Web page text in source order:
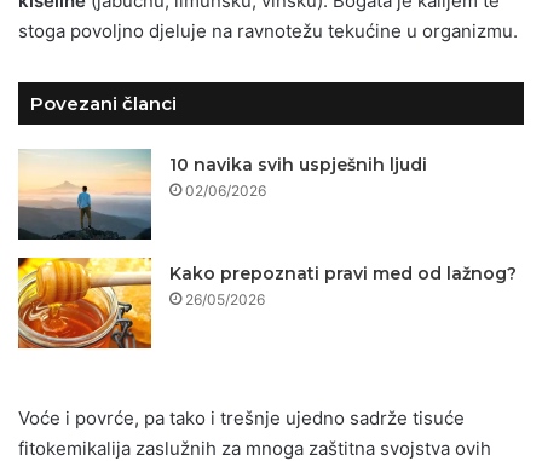
stoga povoljno djeluje na ravnotežu tekućine u organizmu.
Povezani članci
10 navika svih uspješnih ljudi
02/06/2026
Kako prepoznati pravi med od lažnog?
26/05/2026
Voće i povrće, pa tako i trešnje ujedno sadrže tisuće
fitokemikalija zaslužnih za mnoga zaštitna svojstva ovih